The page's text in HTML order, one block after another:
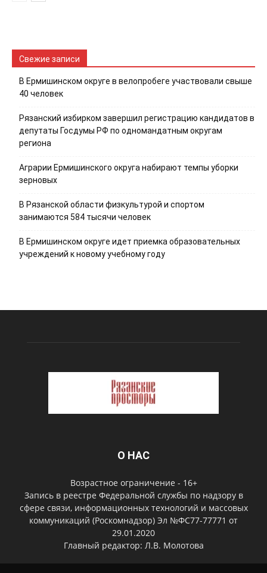
Свежие записи
В Ермишинском округе в велопробеге участвовали свыше
40 человек
Рязанский избирком завершил регистрацию кандидатов в
депутаты Госдумы РФ по одномандатным округам
региона
Аграрии Ермишинского округа набирают темпы уборки
зерновых
В Рязанской области физкультурой и спортом
занимаются 584 тысячи человек
В Ермишинском округе идет приемка образовательных
учреждений к новому учебному году
О НАС
Возрастное ограничение - 16+
Запись в реестре Федеральной службы по надзору в
сфере связи, информационных технологий и массовых
коммуникаций (Роскомнадзор) Эл №ФС77-77771 от
29.01.2020
Главный редактор: Л.В. Молотова